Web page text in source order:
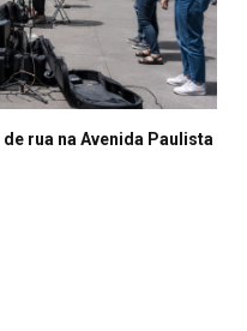
rua na Avenida Paulista